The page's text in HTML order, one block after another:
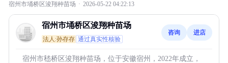
宿州市埇桥区浚翔种苗场 · 2026-05-22 04:22:13
宿州市埇桥区浚翔种苗场
法人:孙存存 通过真实性核验
咨询 进店
宿州市嵇桥区浚翔种苗场，位于安徽宿州，2022年成立，